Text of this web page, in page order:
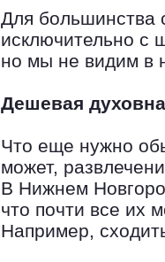
Для большинства
исключительно с
но мы не видим в
Дешевая
Что еще нужно
может,
В Нижнем
что почти все их
Например,